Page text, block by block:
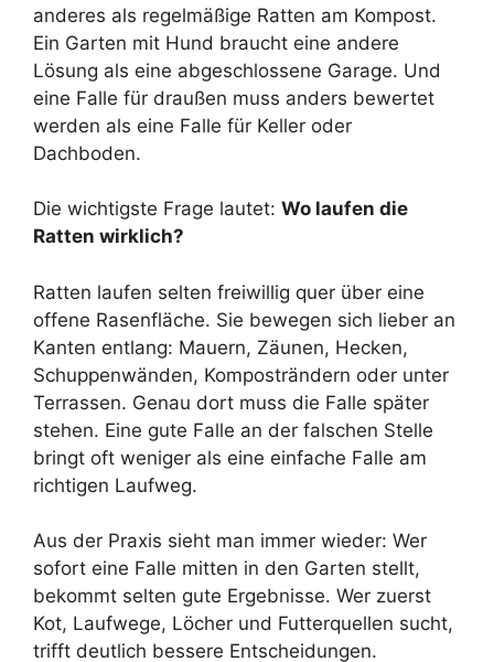
anderes als regelmäßige Ratten am Kompost.
Ein Garten mit Hund braucht eine andere
Lösung als eine abgeschlossene Garage. Und
eine Falle für draußen muss anders bewertet
werden als eine Falle für Keller oder
Dachboden.
Die wichtigste Frage lautet: Wo laufen die
Ratten wirklich?
Ratten laufen selten freiwillig quer über eine
offene Rasenfläche. Sie bewegen sich lieber an
Kanten entlang: Mauern, Zäunen, Hecken,
Schuppenwänden, Komposträndern oder unter
Terrassen. Genau dort muss die Falle später
stehen. Eine gute Falle an der falschen Stelle
bringt oft weniger als eine einfache Falle am
richtigen Laufweg.
Aus der Praxis sieht man immer wieder: Wer
sofort eine Falle mitten in den Garten stellt,
bekommt selten gute Ergebnisse. Wer zuerst
Kot, Laufwege, Löcher und Futterquellen sucht,
trifft deutlich bessere Entscheidungen.